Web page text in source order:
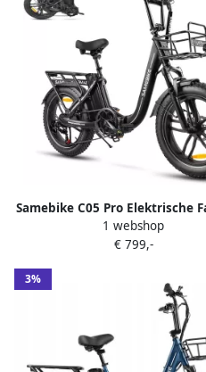
Samebike C05 Pro Elektrische
Opvouwbare E-Bike 250W
13Ah Accu (70 km Bereik) 20
met Dubbele Vering
1 webshop
€ 799,-
3%